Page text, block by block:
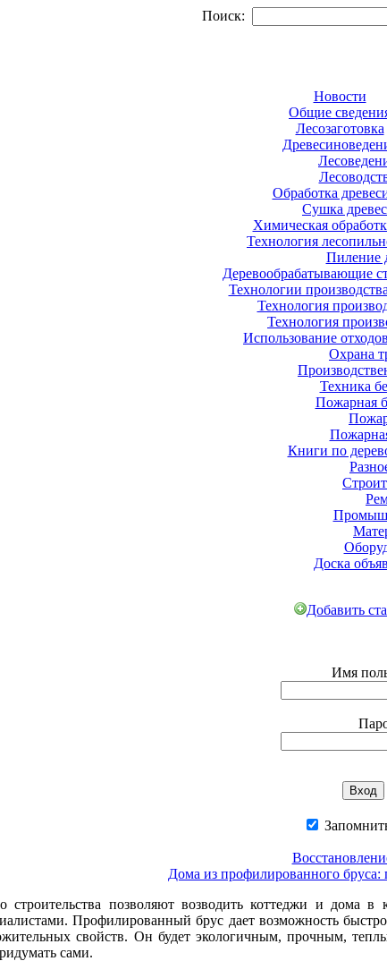
Поиск:
Новости
Общие
Лесозаготовка
Обработка
Сушка
Химическая
Технология
Пиление
Деревообрабатывающие
Технологии
Технология
Технология
Использование
Охрана
Техника
Пожарная
Книги по
Доска
Добавить
Имя
Дома из профилированного бруса:
строительства позволяют возводить коттеджи и дома
Профилированный брус дает возможность
свойств. Он будет экологичным, прочным,
сами.